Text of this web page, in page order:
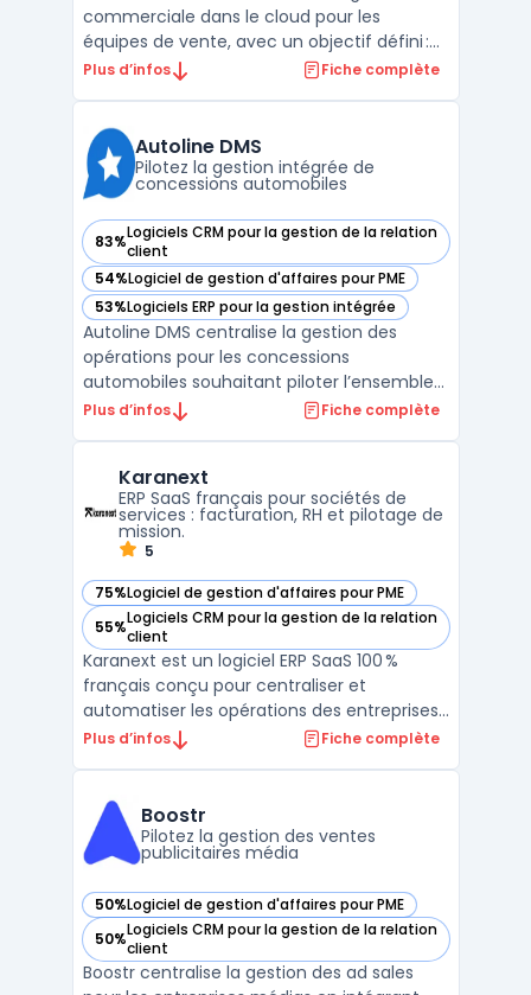
commerciale dans le cloud pour les
équipes de vente, avec un objectif défini :
structurer l’exécution du cycle de vente sur
fonctionnalités nécessaires pour relier
campagnes ...
Plus d’infos Fiche complète
Autoline DMS
Pilotez la gestion intégrée de
concessions automobiles
83%Logiciels CRM pour la gestion de la relation
client
— voir Autoline DMS dans cette catégorie
54%Logiciel de gestion d'affaires pour PME
— voir Autoline DMS dans cette catégorie
53%Logiciels ERP pour la gestion intégrée
— voir Autoline DMS dans cette catégorie
Autoline DMS centralise la gestion des
opérations pour les concessions
automobiles souhaitant piloter l’ensemble
du cycle métier, depuis la prospection
marque. Le secteur de la distribution
automobile est confronté à l ...
Plus d’infos Fiche complète
Karanext
ERP SaaS français pour sociétés de
services : facturation, RH et pilotage de
mission.
5
75%Logiciel de gestion d'affaires pour PME
— voir Karanext dans cette catégorie
55%Logiciels CRM pour la gestion de la relation
client
— voir Karanext dans cette catégorie
Karanext est un logiciel ERP SaaS 100 %
français conçu pour centraliser et
automatiser les opérations des entreprises
de services. Les équipes d’ESN, bureaux
l’ensemble de leurs processus : gestion
commerciale, organ ...
Plus d’infos Fiche complète
Boostr
Pilotez la gestion des ventes
publicitaires média
50%Logiciel de gestion d'affaires pour PME
— voir Boostr dans cette catégorie
50%Logiciels CRM pour la gestion de la relation
client
— voir Boostr dans cette catégorie
Boostr centralise la gestion des ad sales